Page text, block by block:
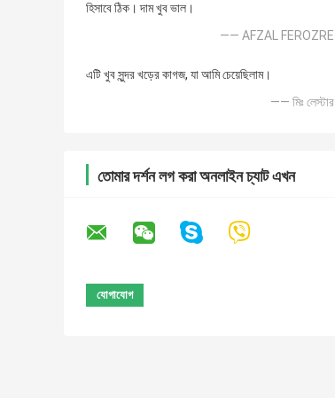
হিসাবে ঠিক। দাম খুব ভাল।
—— AFZAL FEROZRE
এটি খুব সুন্দর খড়ের কাগজ, যা আমি চেয়েছিলাম।
—— মিঃ লেস্টার
তোমার দর্শন লগ করা অনলাইন চ্যাট এখন